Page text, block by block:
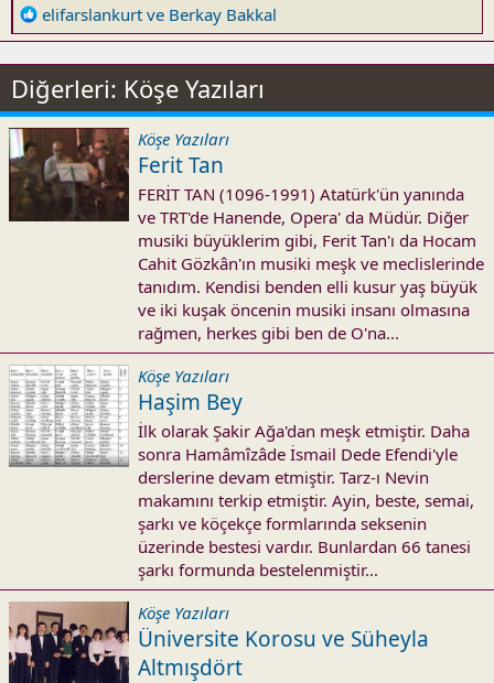
R
e
a
c
t
i
o
n
s
:
elifarslankurt ve Berkay Bakkal
Diğerleri: Köşe Yazıları
Köşe Yazıları
Ferit Tan
FERİT TAN (1096-1991) Atatürk'ün yanında
ve TRT'de Hanende, Opera' da Müdür. Diğer
musiki büyüklerim gibi, Ferit Tan'ı da Hocam
Cahit Gözkân'ın musiki meşk ve meclislerinde
tanıdım. Kendisi benden elli kusur yaş büyük
ve iki kuşak öncenin musiki insanı olmasına
rağmen, herkes gibi ben de O'na...
Köşe Yazıları
Haşim Bey
İlk olarak Şakir Ağa'dan meşk etmiştir. Daha
sonra Hamâmîzâde İsmail Dede Efendi'yle
derslerine devam etmiştir. Tarz-ı Nevin
makamını terkip etmiştir. Ayin, beste, semai,
şarkı ve köçekçe formlarında seksenin
üzerinde bestesi vardır. Bunlardan 66 tanesi
şarkı formunda bestelenmiştir...
Köşe Yazıları
Üniversite Korosu ve Süheyla
Altmışdört